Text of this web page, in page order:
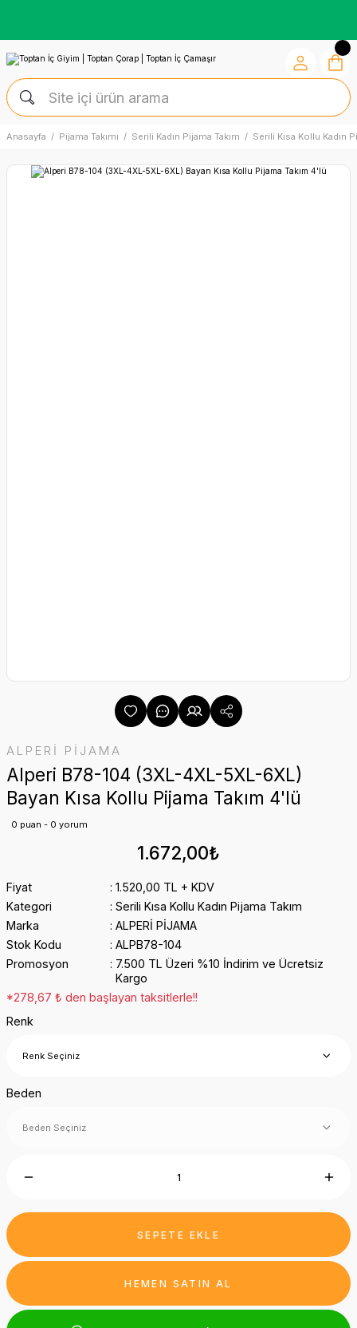
Anasayfa Pijama Takımı Serili Kadın Pijama Takım Serili Kısa Kollu Kadın
ALPERİ PİJAMA
Alperi B78-104 (3XL-4XL-5XL-6XL)
Bayan Kısa Kollu Pijama Takım 4'lü
0 puan - 0 yorum
1.672,00₺
Fiyat
1.520,00 TL + KDV
Kategori
Serili Kısa Kollu Kadın Pijama Takım
Marka
ALPERİ PİJAMA
Stok Kodu
ALPB78-104
Promosyon
7.500 TL Üzeri %10 İndirim ve Ücretsiz
Kargo
*278,67 ₺ den başlayan taksitlerle!!
Renk
Beden
SEPETE EKLE
HEMEN SATIN AL